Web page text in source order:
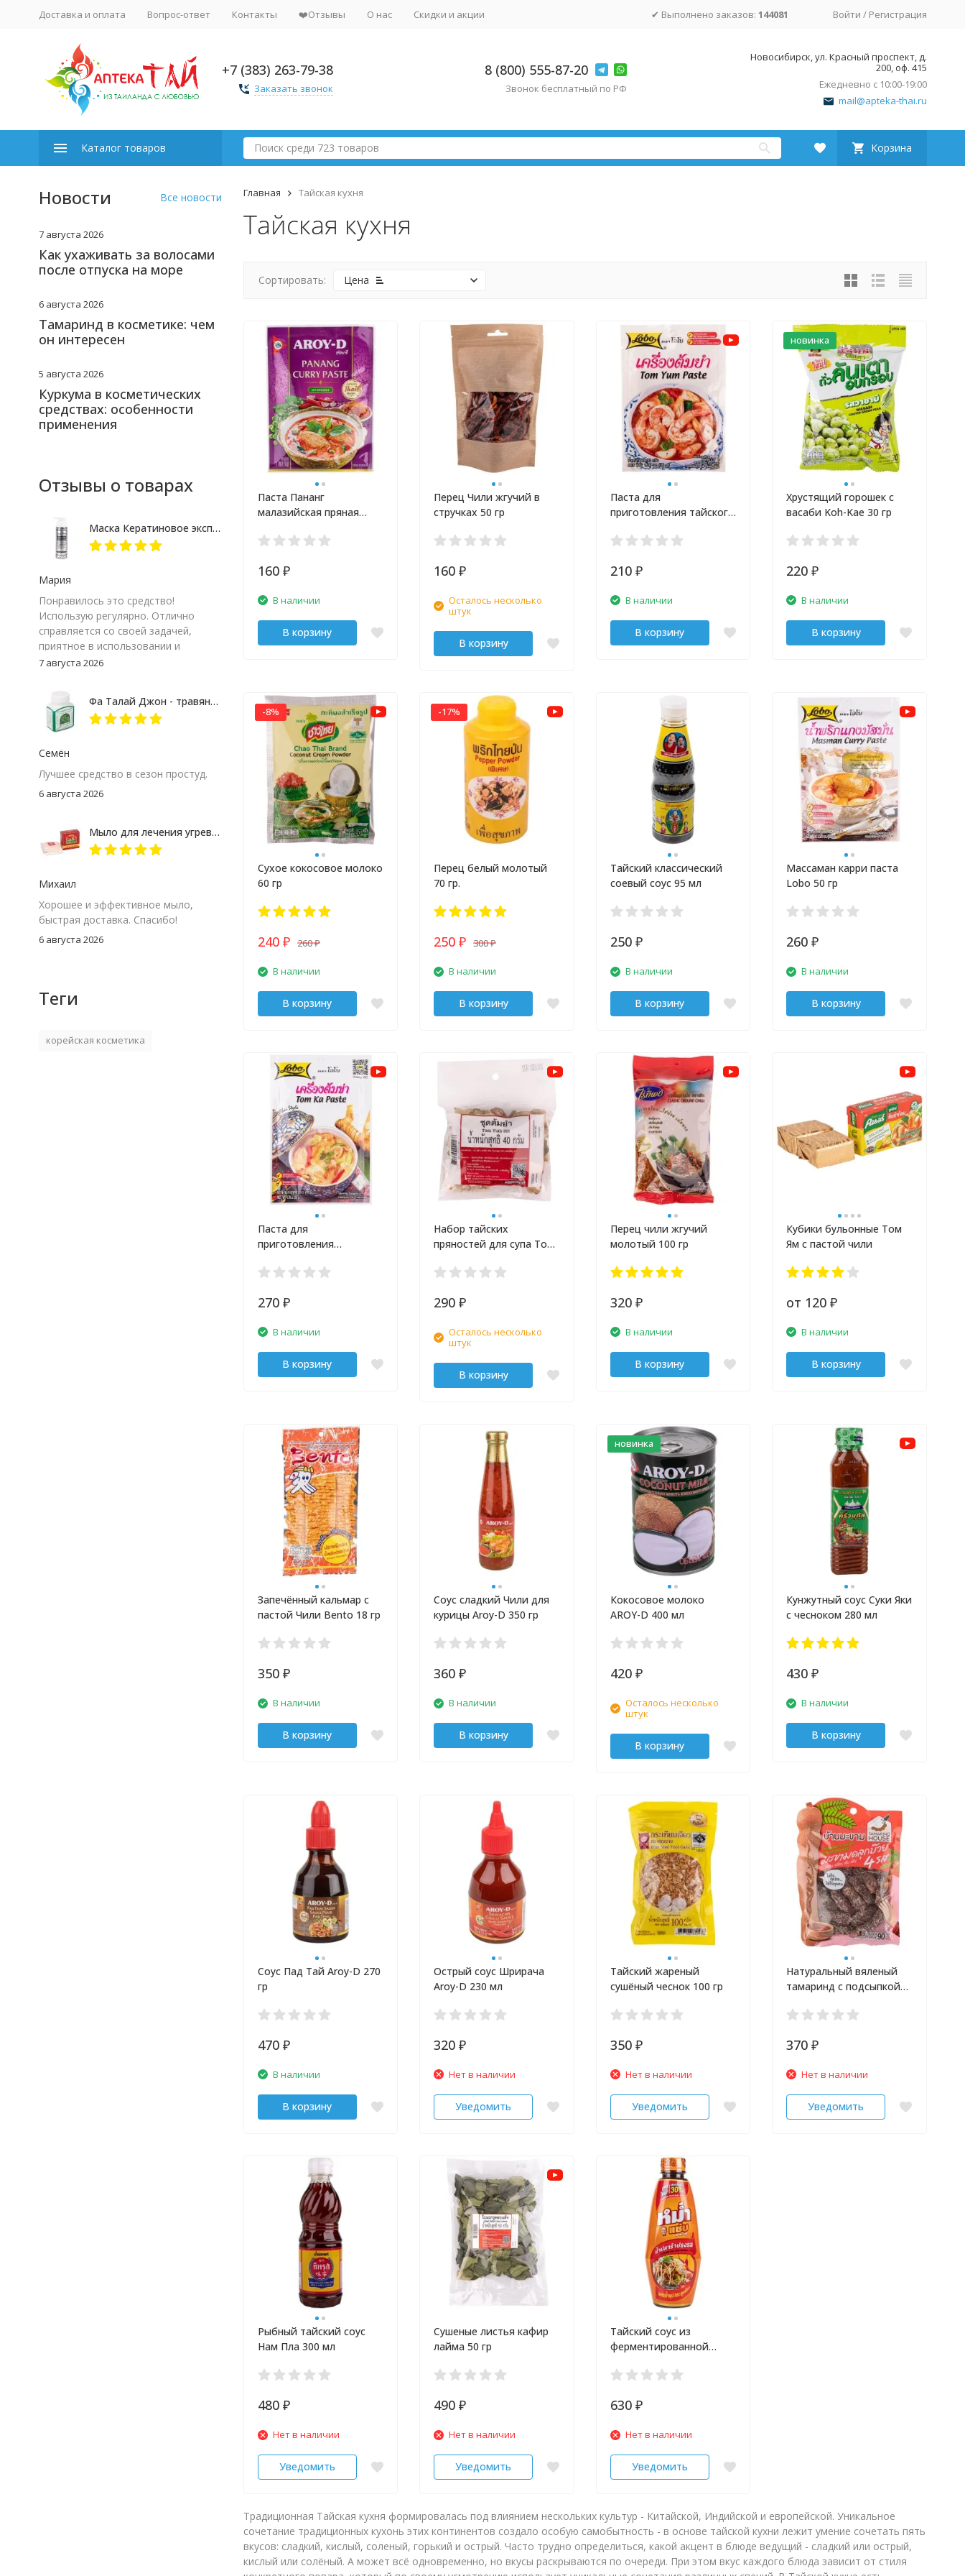
Доставка и оплата Вопрос-ответ Контакты ❤️Отзывы О нас Скидки и акции ✔ Выполнено заказов: 144081 Войти / Регистрация
+7 (383) 263-79-38
Заказать звонок
8 (800) 555-87-20
Звонок бесплатный по РФ
Новосибирск, ул. Красный проспект, д.
200, оф. 415
Ежедневно с 10:00-19:00
mail@apteka-thai.ru
Каталог товаров Корзина
Главная Тайская кухня
Тайская кухня
Сортировать: Цена
Паста Пананг
малазийская пряная
160 ₽
В наличии
В корзину
Перец Чили жгучий в
стручках 50 гр
160 ₽
Осталось несколько
штук
В корзину
Паста для
приготовления тайского
210 ₽
В наличии
В корзину
новинка
Хрустящий горошек с
васаби Koh-Kae 30 гр
220 ₽
В наличии
В корзину
-8%
Сухое кокосовое молоко
60 гр
240 ₽ 260₽
В наличии
В корзину
-17%
Перец белый молотый
70 гр.
250 ₽ 300₽
В наличии
В корзину
Тайский классический
соевый соус 95 мл
250 ₽
В наличии
В корзину
Массаман карри паста
Lobo 50 гр
260 ₽
В наличии
В корзину
Паста для
приготовления
270 ₽
В наличии
В корзину
Набор тайских
пряностей для супа Том
290 ₽
Осталось несколько
штук
В корзину
Перец чили жгучий
молотый 100 гр
320 ₽
В наличии
В корзину
Кубики бульонные Том
Ям с пастой чили
от 120 ₽
В наличии
В корзину
Запечённый кальмар с
пастой Чили Bento 18 гр
350 ₽
В наличии
В корзину
Соус сладкий Чили для
курицы Aroy-D 350 гр
360 ₽
В наличии
В корзину
новинка
Кокосовое молоко
AROY-D 400 мл
420 ₽
Осталось несколько
штук
В корзину
Кунжутный соус Суки Яки
с чесноком 280 мл
430 ₽
В наличии
В корзину
Соус Пад Тай Aroy-D 270
гр
470 ₽
В наличии
В корзину
Острый соус Шрирача
Aroy-D 230 мл
320 ₽
Нет в наличии
Уведомить
Тайский жареный
сушёный чеснок 100 гр
350 ₽
Нет в наличии
Уведомить
Натуральный вяленый
тамаринд с подсыпкой
370 ₽
Нет в наличии
Уведомить
Рыбный тайский соус
Нам Пла 300 мл
480 ₽
Нет в наличии
Уведомить
Сушеные листья кафир
лайма 50 гр
490 ₽
Нет в наличии
Уведомить
Тайский соус из
ферментированной
630 ₽
Нет в наличии
Уведомить
Традиционная Тайская кухня формировалась под влиянием нескольких культур - Китайской, Индийской и европейской. Уникальное
сочетание традиционных кухонь этих континентов создало особую самобытность - в основе тайской кухни лежит умение сочетать пять
вкусов: сладкий, кислый, соленый, горький и острый. Часто трудно определиться, какой акцент в блюде ведущий - сладкий или острый,
кислый или солёный. А может всё одновременно, но вкусы раскрываются по очереди. При этом вкус каждого блюда зависит от стиля
Новости Все новости
7 августа 2026
Как ухаживать за волосами
после отпуска на море
6 августа 2026
Тамаринд в косметике: чем
он интересен
5 августа 2026
Куркума в косметических
средствах: особенности
применения
Отзывы о товарах
Маска Кератиновое экспресс лечение More Than 250 мл
Мария
Понравилось это средство!
Использую регулярно. Отлично
справляется со своей задачей,
приятное в использовании и
расходуется экономно. Качество
удовольствием куплю снова.
7 августа 2026
Фа Талай Джон - травяные капсулы против гриппа и простуды
Семён
Лучшее средство в сезон простуд.
6 августа 2026
Мыло для лечения угревой сыпи Madame Heng
Михаил
Хорошее и эффективное мыло,
быстрая доставка. Спасибо!
6 августа 2026
Теги
корейская косметика